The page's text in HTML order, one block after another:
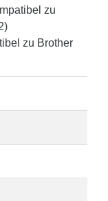
zu
zu Brother